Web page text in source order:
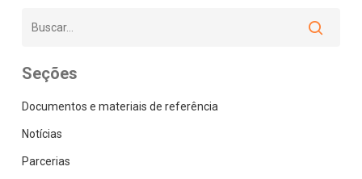
Seções
Documentos e materiais de referência
Notícias
Parcerias